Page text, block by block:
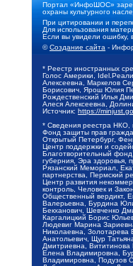
Портал «ИнфоШОС»
охраны культурного
При цитировании и
Для использования
Если вы увидели
©Создание сайта -
* Реестр иностранных
Голос Америки,
Алексеевна, Маркелов
Борисович, Ярош Юлия
Рождественский Илья
Алеся Алексеевна,
Источник: https://
* Сведения реестра НКО,
Фонд защиты прав
Открытый Петербург,
Центр поддержки и
Благотворительный
губерния, Эра
Рязанский Мемориал,
партнерства, Пермский
Центр развития
контроль, Человек и
Общественный вердикт,
Валерьевна, Бурдина
Бекханович, Шевченко
Каргалицкий Борис
Людевиг Марина
Николаевна,
Анатольевич, Щур
Дмитриевна,
Елена Владимировна,
Владимировна, Подузов